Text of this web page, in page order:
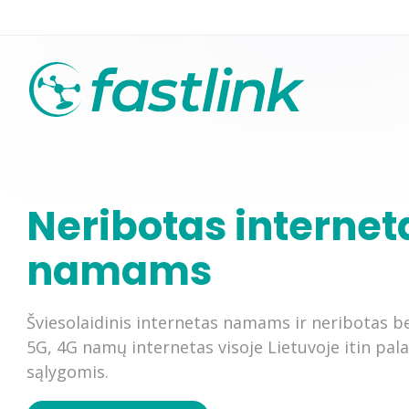
Mobilus ryšys (4G)
Mobilus ryšys (5G)
TV+internetas
Neribotas
namams
Šviesolaidinis internetas namams ir neribotas
5G, 4G namų internetas visoje Lietuvoje itin
sąlygomis.